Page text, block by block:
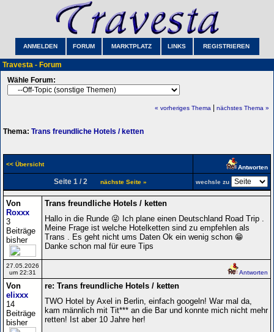
ANMELDEN FORUM MARKTPLATZ LINKS REGISTRIEREN
Travesta - Forum
Wähle Forum:
« vorheriges Thema nächstes Thema »
Thema: Trans freundliche Hotels / ketten
<< Übersicht Antworten
Seite 1 / 2 nächste Seite » wechsle zu
Von
Roxxx
3
Beiträge
bisher
Trans freundliche Hotels / ketten
Hallo in die Runde 😜 Ich plane einen Deutschland Road Trip .
Meine Frage ist welche Hotelketten sind zu empfehlen als
Trans . Es geht nicht ums Daten Ok ein wenig schon 😁
Danke schon mal für eure Tips
27.05.2026
um 22:31
Antworten
Von
elixxx
14
Beiträge
bisher
re: Trans freundliche Hotels / ketten
TWO Hotel by Axel in Berlin, einfach googeln! War mal da,
kam männlich mit Tit*** an die Bar und konnte mich nicht mehr
retten! Ist aber 10 Jahre her!